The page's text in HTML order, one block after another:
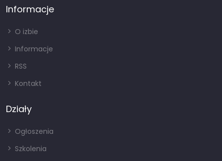
Informacje
O izbie
Informacje
RSS
Kontakt
Działy
Ogłoszenia
Szkolenia